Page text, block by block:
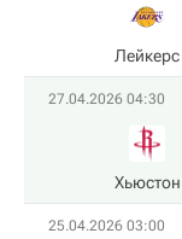
Лейкерс
27.04.2026 04:30
Хьюстон
25.04.2026 03:00